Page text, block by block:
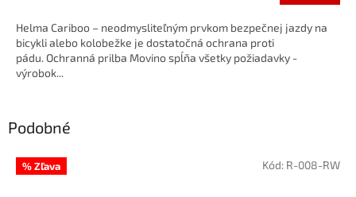
Helma Cariboo – neodmysliteľným prvkom bezpečnej jazdy na
bicykli alebo kolobežke je dostatočná ochrana proti
pádu. Ochranná prilba Movino spĺňa všetky požiadavky -
výrobok...
Podobné
% Zľava Kód: R-008-RW